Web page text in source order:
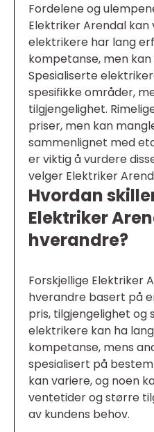
Fordelene og
Elektriker Arendal kan
elektrikere har lang
kompetanse, men
Spesialiserte
spesifikke områder,
tilgjengelighet.
priser, men kan
sammenlignet med
er viktig å vurdere
velger Elektriker
Hvordan
Elektriker
hverandre?
Forskjellige Elektriker
hverandre basert på
pris, tilgjengelighet og
elektrikere kan ha
kompetanse, mens
spesialisert på
kan variere, og noen
ventetider og større
av kundens behov.